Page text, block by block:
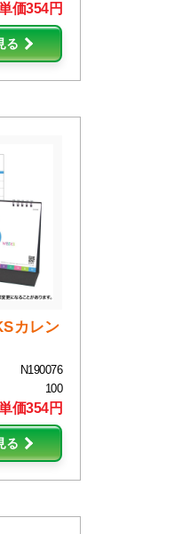
価354円
る
カレン
N190076
100
価354円
る